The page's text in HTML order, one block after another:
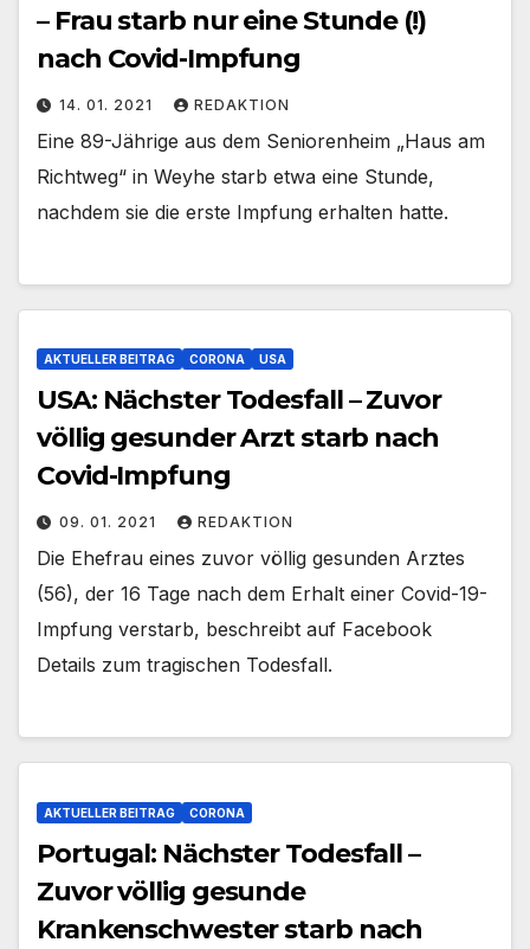
– Frau starb nur eine Stunde (!)
nach Covid-Impfung
14. 01. 2021 REDAKTION
Eine 89-Jährige aus dem Seniorenheim „Haus am
Richtweg“ in Weyhe starb etwa eine Stunde,
nachdem sie die erste Impfung erhalten hatte.
AKTUELLER BEITRAG CORONA USA
USA: Nächster Todesfall – Zuvor
völlig gesunder Arzt starb nach
Covid-Impfung
09. 01. 2021 REDAKTION
Die Ehefrau eines zuvor völlig gesunden Arztes
(56), der 16 Tage nach dem Erhalt einer Covid-19-
Impfung verstarb, beschreibt auf Facebook
Details zum tragischen Todesfall.
AKTUELLER BEITRAG CORONA
Portugal: Nächster Todesfall –
Zuvor völlig gesunde
Krankenschwester starb nach